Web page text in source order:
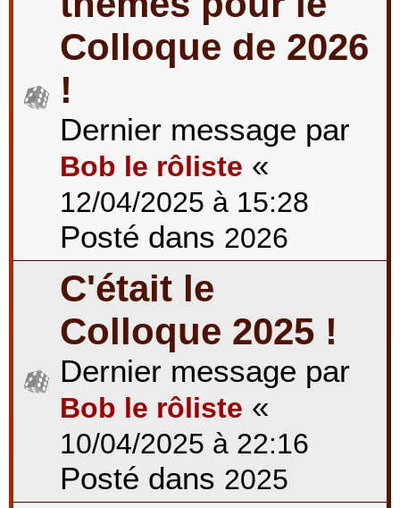
Colloque de 2026
!
Dernier message par
Bob le rôliste «
12/04/2025 à 15:28
Posté dans 2026
C'était le
Colloque 2025 !
Dernier message par
Bob le rôliste «
10/04/2025 à 22:16
Posté dans 2025